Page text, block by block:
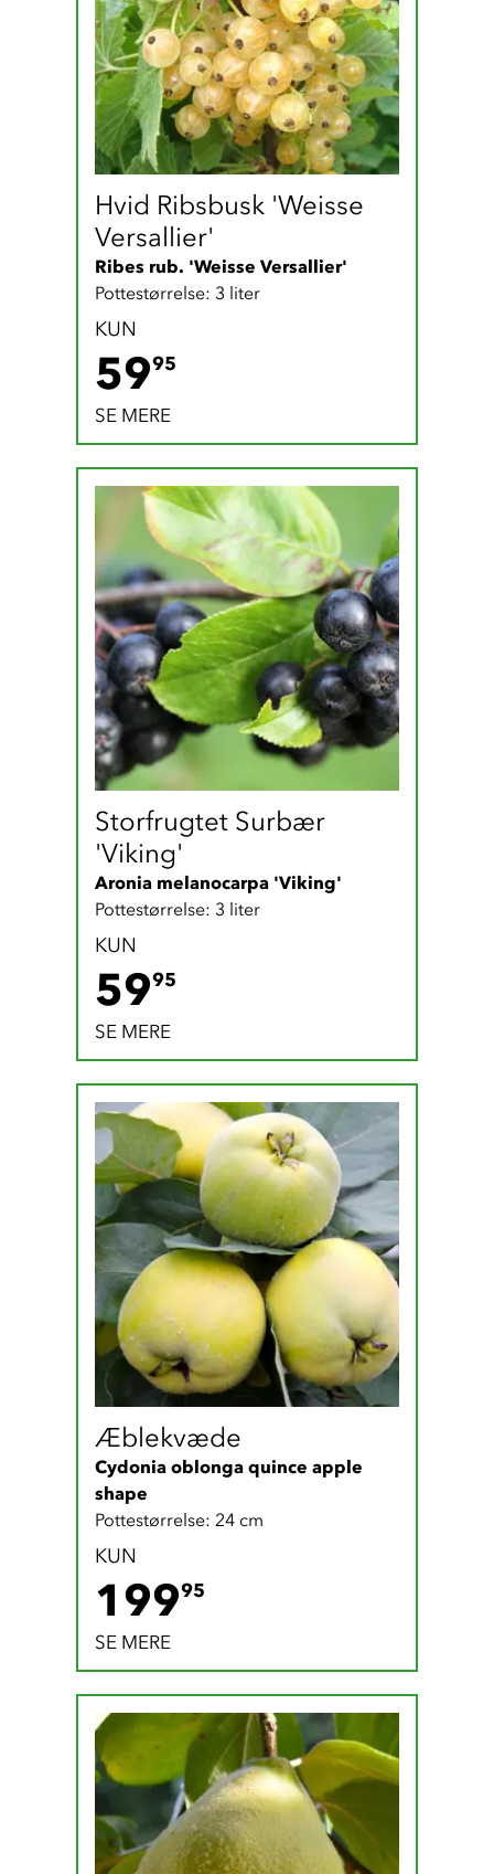
Hvid Ribsbusk 'Weisse
Versallier'
Ribes rub. 'Weisse Versallier'
Pottestørrelse: 3 liter
KUN
5995
SE MERE
Storfrugtet Surbær
'Viking'
Aronia melanocarpa 'Viking'
Pottestørrelse: 3 liter
KUN
5995
SE MERE
Æblekvæde
Cydonia oblonga quince apple
shape
Pottestørrelse: 24 cm
KUN
19995
SE MERE